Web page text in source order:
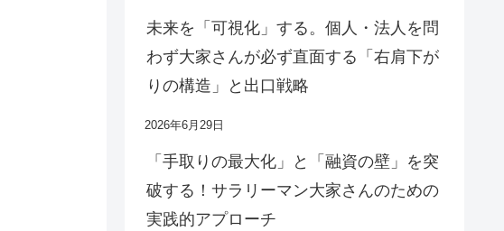
未来を「可視化」する。個人・法人を問
わず大家さんが必ず直面する「右肩下が
りの構造」と出口戦略
2026年6月29日
「手取りの最大化」と「融資の壁」を突
破する！サラリーマン大家さんのための
実践的アプローチ